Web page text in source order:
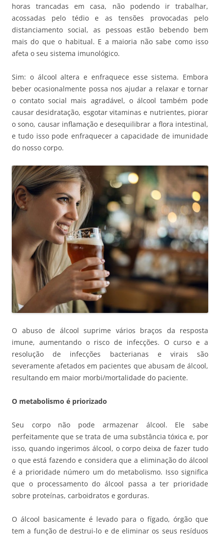
horas trancadas em casa, não podendo ir trabalhar,
acossadas pelo tédio e as tensões provocadas pelo
distanciamento social, as pessoas estão bebendo bem
mais do que o habitual. E a maioria não sabe como isso
afeta o seu sistema imunológico.
Sim: o álcool altera e enfraquece esse sistema. Embora
beber ocasionalmente possa nos ajudar a relaxar e tornar
o contato social mais agradável, o álcool também pode
causar desidratação, esgotar vitaminas e nutrientes, piorar
o sono, causar inflamação e desequilibrar a flora intestinal,
e tudo isso pode enfraquecer a capacidade de imunidade
do nosso corpo.
O abuso de álcool suprime vários braços da resposta
imune, aumentando o risco de infecções. O curso e a
resolução de infecções bacterianas e virais são
severamente afetados em pacientes que abusam de álcool,
resultando em maior morbi/mortalidade do paciente.
O metabolismo é priorizado
Seu corpo não pode armazenar álcool. Ele sabe
perfeitamente que se trata de uma substância tóxica e, por
isso, quando ingerimos álcool, o corpo deixa de fazer tudo
o que está fazendo e considera que a eliminação do álcool
é a prioridade número um do metabolismo. Isso significa
que o processamento do álcool passa a ter prioridade
sobre proteínas, carboidratos e gorduras.
O álcool basicamente é levado para o fígado, órgão que
tem a função de destrui-lo e de eliminar os seus resíduos